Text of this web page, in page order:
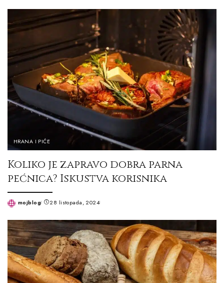
HRANA I PIĆE
Koliko je zapravo dobra parna
pećnica? Iskustva korisnika
Postedmojblog 28 listopada, 2024